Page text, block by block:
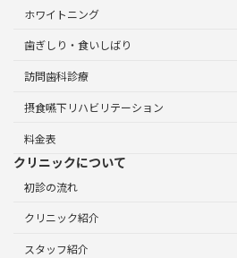
ホワイトニング
歯ぎしり・食いしばり
訪問歯科診療
摂食嚥下リハビリテーション
料金表
クリニックについて
初診の流れ
クリニック紹介
スタッフ紹介